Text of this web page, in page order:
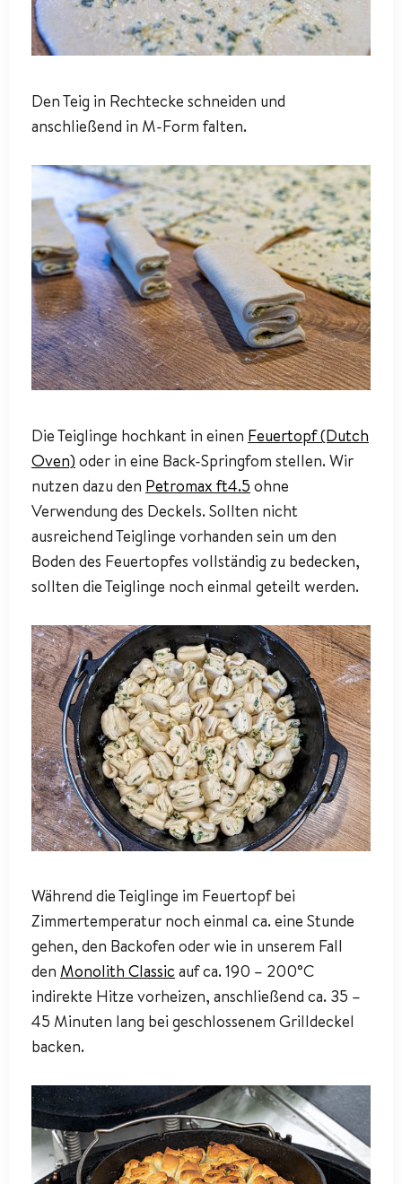
Den Teig in Rechtecke schneiden und
anschließend in M-Form falten.
Die Teiglinge hochkant in einen Feuertopf (Dutch
Oven) oder in eine Back-Springfom stellen. Wir
nutzen dazu den Petromax ft4.5 ohne
Verwendung des Deckels. Sollten nicht
ausreichend Teiglinge vorhanden sein um den
Boden des Feuertopfes vollständig zu bedecken,
sollten die Teiglinge noch einmal geteilt werden.
Während die Teiglinge im Feuertopf bei
Zimmertemperatur noch einmal ca. eine Stunde
gehen, den Backofen oder wie in unserem Fall
den Monolith Classic auf ca. 190 – 200°C
indirekte Hitze vorheizen, anschließend ca. 35 –
45 Minuten lang bei geschlossenem Grilldeckel
backen.